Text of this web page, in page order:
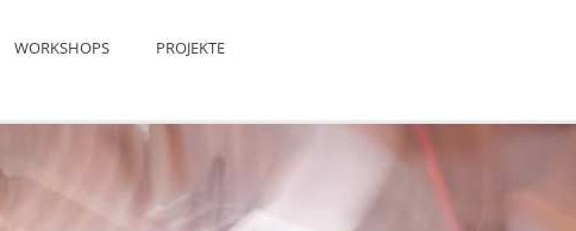
WORKSHOPS PROJEKTE